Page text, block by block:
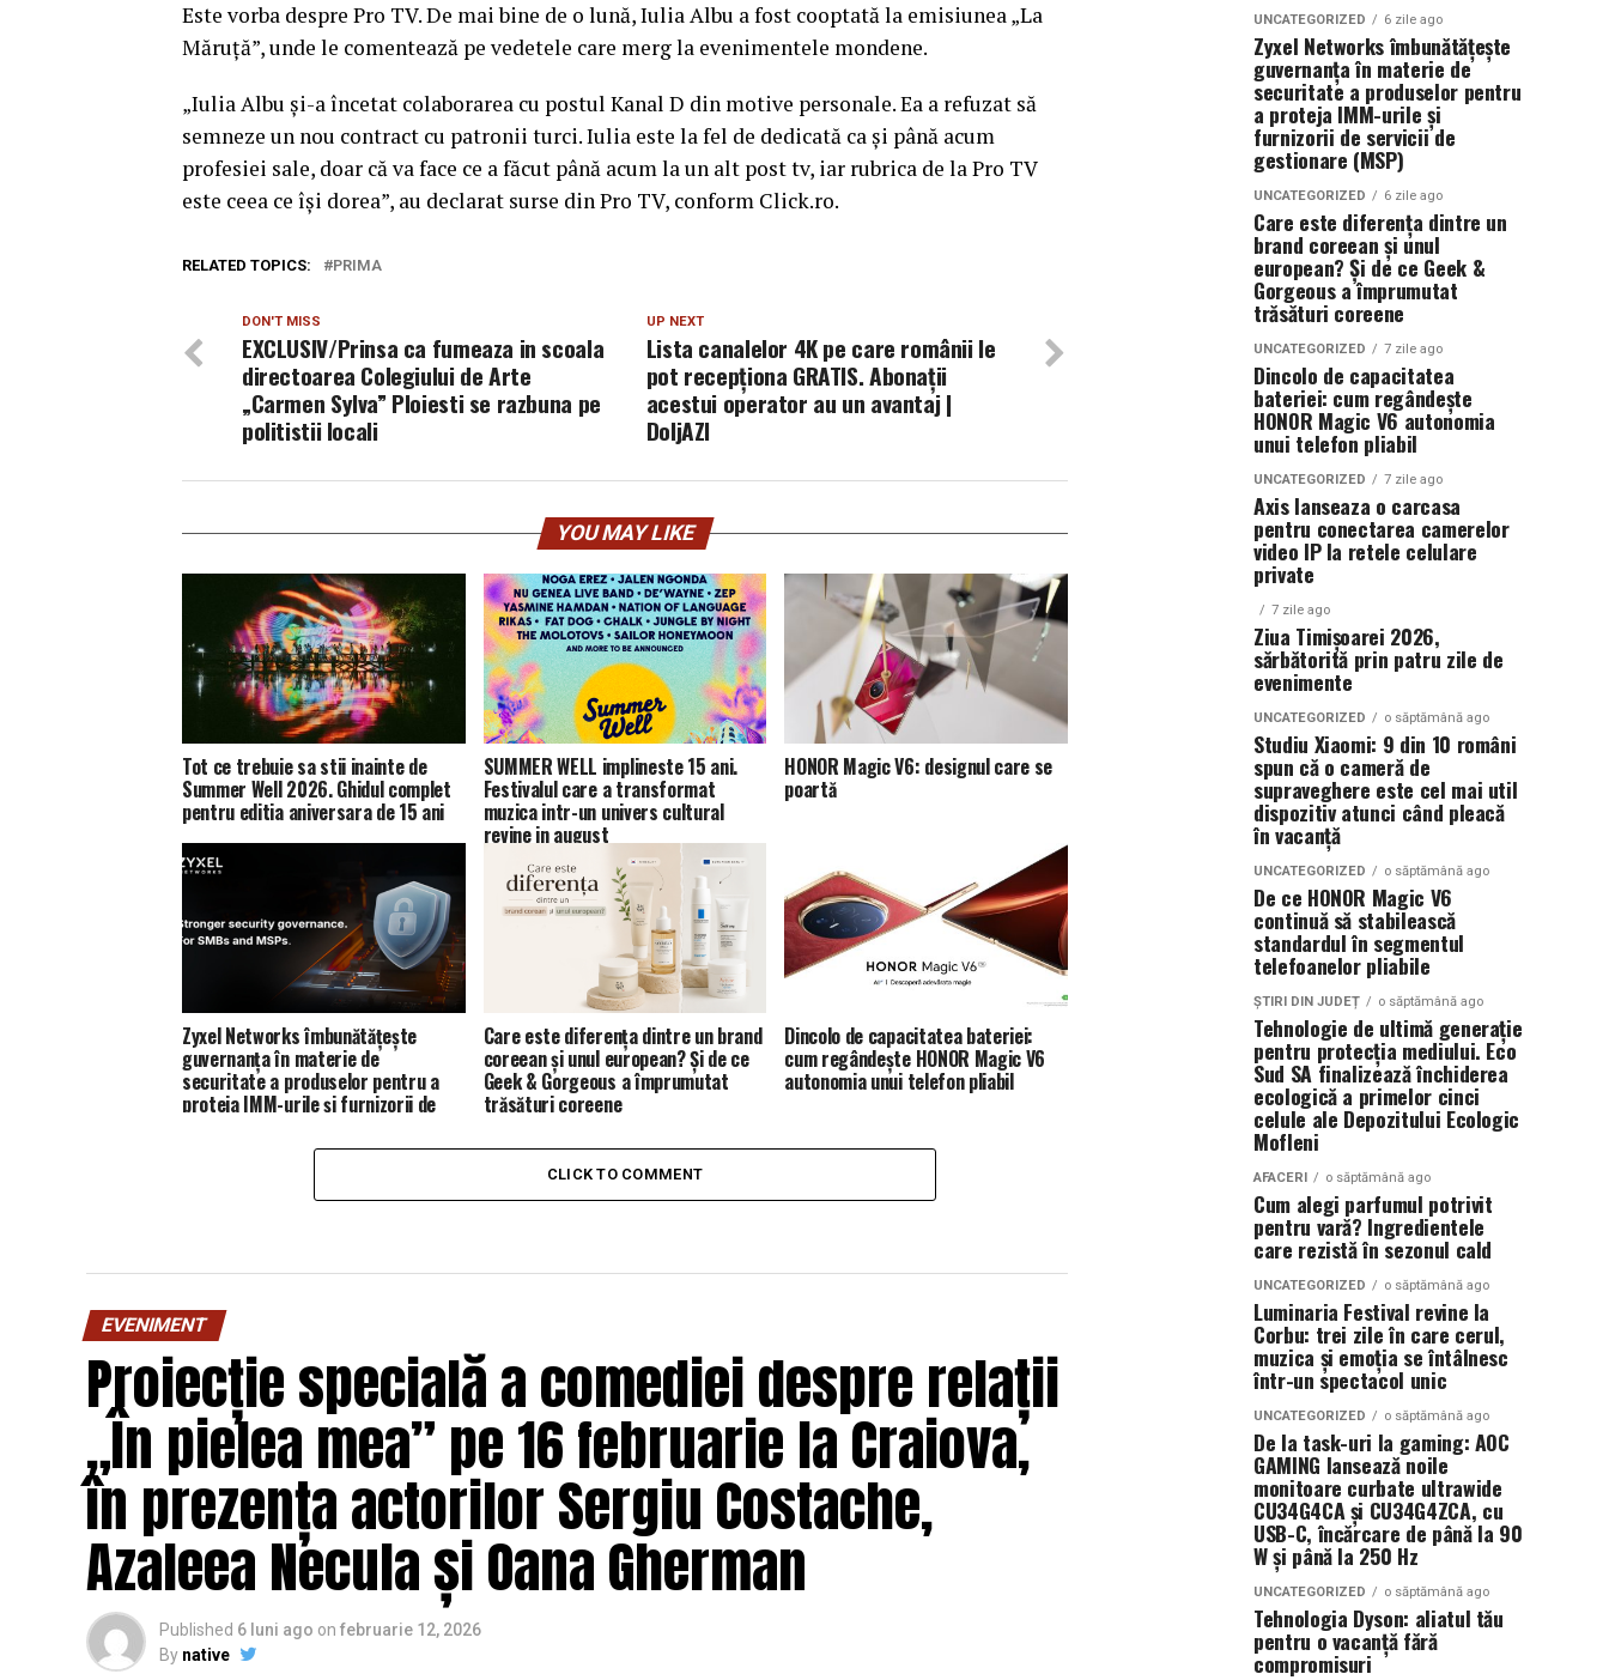
Este vorba despre Pro TV. De mai bine de o lună, Iulia Albu a fost cooptată la emisiunea „La
Măruţă”, unde le comentează pe vedetele care merg la evenimentele mondene.
„Iulia Albu şi-a încetat colaborarea cu postul Kanal D din motive personale. Ea a refuzat să
semneze un nou contract cu patronii turci. Iulia este la fel de dedicată ca şi până acum
profesiei sale, doar că va face ce a făcut până acum la un alt post tv, iar rubrica de la Pro TV
este ceea ce îşi dorea”, au declarat surse din Pro TV, conform Click.ro.
RELATED TOPICS: PRIMA
UP NEXT
Lista canalelor 4K pe care românii le
pot recepționa GRATIS. Abonații
acestui operator au un avantaj |
DoljAZI
DON'T MISS
EXCLUSIV/Prinsa ca fumeaza in scoala
directoarea Colegiului de Arte
„Carmen Sylva” Ploiesti se razbuna pe
politistii locali
YOU MAY LIKE
Tot ce trebuie sa stii inainte de
Summer Well 2026. Ghidul complet
pentru editia aniversara de 15 ani
SUMMER WELL implineste 15 ani.
Festivalul care a transformat
muzica intr-un univers cultural
revine in august
HONOR Magic V6: designul care se
poartă
Zyxel Networks îmbunătățește
guvernanța în materie de
securitate a produselor pentru a
proteja IMM-urile și furnizorii de
Care este diferența dintre un brand
coreean și unul european? Și de ce
Geek & Gorgeous a împrumutat
trăsături coreene
Dincolo de capacitatea bateriei:
cum regândește HONOR Magic V6
autonomia unui telefon pliabil
CLICK TO COMMENT
EVENIMENT
Proiecție specială a comediei despre relații
„În pielea mea” pe 16 februarie la Craiova,
în prezența actorilor Sergiu Costache,
Azaleea Necula și Oana Gherman
Published 6 luni ago on februarie 12, 2026
By native
UNCATEGORIZED 6 zile ago
Zyxel Networks îmbunătățește
guvernanța în materie de
securitate a produselor pentru
a proteja IMM-urile și
furnizorii de servicii de
gestionare (MSP)
UNCATEGORIZED 6 zile ago
Care este diferența dintre un
brand coreean și unul
european? Și de ce Geek &
Gorgeous a împrumutat
trăsături coreene
UNCATEGORIZED 7 zile ago
Dincolo de capacitatea
bateriei: cum regândește
HONOR Magic V6 autonomia
unui telefon pliabil
UNCATEGORIZED 7 zile ago
Axis lanseaza o carcasa
pentru conectarea camerelor
video IP la retele celulare
private
7 zile ago
Ziua Timișoarei 2026,
sărbătorită prin patru zile de
evenimente
UNCATEGORIZED o săptămână ago
Studiu Xiaomi: 9 din 10 români
spun că o cameră de
supraveghere este cel mai util
dispozitiv atunci când pleacă
în vacanță
UNCATEGORIZED o săptămână ago
De ce HONOR Magic V6
continuă să stabilească
standardul în segmentul
telefoanelor pliabile
ȘTIRI DIN JUDEȚ o săptămână ago
Tehnologie de ultimă generație
pentru protecția mediului. Eco
Sud SA finalizează închiderea
ecologică a primelor cinci
celule ale Depozitului Ecologic
Mofleni
AFACERI o săptămână ago
Cum alegi parfumul potrivit
pentru vară? Ingredientele
care rezistă în sezonul cald
UNCATEGORIZED o săptămână ago
Luminaria Festival revine la
Corbu: trei zile în care cerul,
muzica și emoția se întâlnesc
într-un spectacol unic
UNCATEGORIZED o săptămână ago
De la task-uri la gaming: AOC
GAMING lansează noile
monitoare curbate ultrawide
CU34G4CA și CU34G4ZCA, cu
USB-C, încărcare de până la 90
W și până la 250 Hz
UNCATEGORIZED o săptămână ago
Tehnologia Dyson: aliatul tău
pentru o vacanță fără
compromisuri